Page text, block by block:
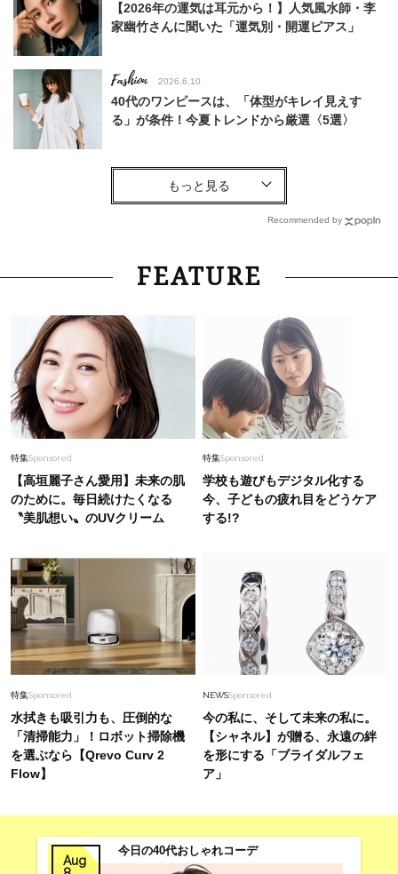
【2026年の運気は耳元から！】人気風水師・李
家幽竹さんに聞いた「運気別・開運ピアス」
Fashion 2026.6.10
40代のワンピースは、「体型がキレイ見えす
る」が条件！今夏トレンドから厳選〈5選〉
Fashion
【ウエストインしなくていい！】40代が垢抜け
Fashion 2026.5.7
【40代夏コーデ】薄着でも地味見えしない！大
Fashion
【40代のTシャツコーデ】超ビッグサイズ×きれ
いめハーフパンツでモードに昇華
40代のワンピースは「体型がキレイ見えする」
が条件！【ユニクロ エフ・リッソ】の新作から
厳選〈UNIQLO3選〉
【韓国旅】3泊4日遊び倒す「香盤表」！マニア
が効率的に回るコツは？〈モデル・畑野ひろ子さ
Fashion 2026.5.21
朝のバタバタ解消！40代の夏の通勤をラクにす
る【きれいめアイテム】7選
Recommended by
FEATURE
特集Sponsored
【高垣麗子さん愛用】未来の肌
のために。毎日続けたくなる
〝美肌想い〟のUVクリーム
特集Sponsored
学校も遊びもデジタル化する
今、子どもの疲れ目をどうケア
する!?
特集Sponsored
水拭きも吸引力も、圧倒的な
「清掃能力」！ロボット掃除機
を選ぶなら【Qrevo Curv 2
Flow】
NEWSSponsored
今の私に、そして未来の私に。
【シャネル】が贈る、永遠の絆
を形にする「ブライダルフェ
ア」
Aug
今日の40代おしゃれコーデ